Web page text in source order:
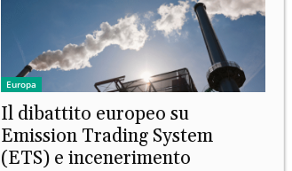
Europa
Il dibattito europeo su
Emission Trading System
(ETS) e incenerimento